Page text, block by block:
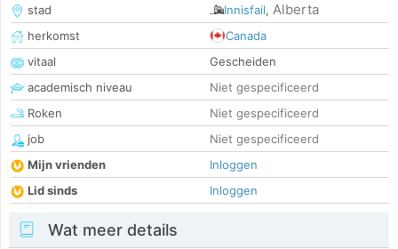
stad
Innisfail, Alberta
herkomst
Canada
vitaal
Gescheiden
academisch niveau
Niet gespecificeerd
Roken
Niet gespecificeerd
job
Niet gespecificeerd
Mijn vrienden
Inloggen
Lid sinds
Inloggen
Wat meer details